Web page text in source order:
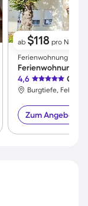
ab $118 pro Nacht
Ferienwohnung ∙ 4
4,6
Burgtiefe,
Zum Angebot